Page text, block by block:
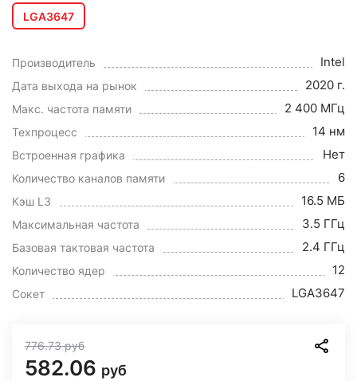
LGA3647
Производитель Intel
Дата выхода на рынок 2020 г.
Макс. частота памяти 2 400 МГц
Техпроцесс 14 нм
Встроенная графика Нет
Количество каналов памяти 6
Кэш L3 16.5 МБ
Максимальная частота 3.5 ГГц
Базовая тактовая частота 2.4 ГГц
Количество ядер 12
Сокет LGA3647
776.73руб
582.06 руб